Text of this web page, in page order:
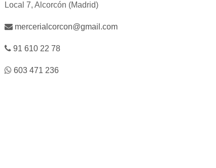
Local 7, Alcorcón (Madrid)
mercerialcorcon@gmail.com
91 610 22 78
603 471 236